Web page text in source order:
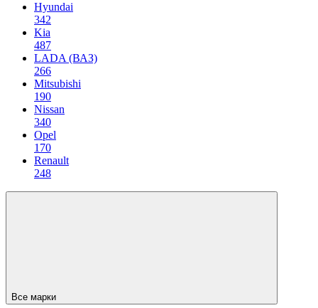
Hyundai
342
Kia
487
LADA (ВАЗ)
266
Mitsubishi
190
Nissan
340
Opel
170
Renault
248
Все марки